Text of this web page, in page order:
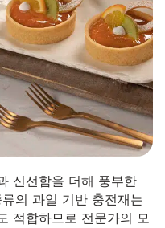
신선함을 더해 풍부한
의 과일 기반 충전재는
적합하므로 전문가의 모